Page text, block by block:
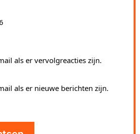
als er vervolgreacties zijn.
als er nieuwe berichten zijn.